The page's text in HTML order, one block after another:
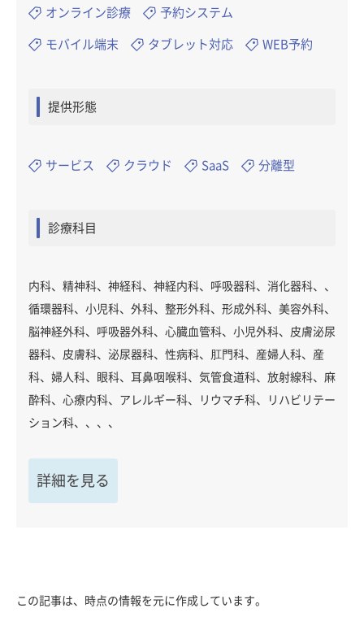
オンライン診療 予約システム
モバイル端末 タブレット対応 WEB予約
提供形態
サービス クラウド SaaS 分離型
診療科目
内科、精神科、神経科、神経内科、呼吸器科、消化器科、、
循環器科、小児科、外科、整形外科、形成外科、美容外科、
脳神経外科、呼吸器外科、心臓血管科、小児外科、皮膚泌尿
器科、皮膚科、泌尿器科、性病科、肛門科、産婦人科、産
科、婦人科、眼科、耳鼻咽喉科、気管食道科、放射線科、麻
酔科、心療内科、アレルギー科、リウマチ科、リハビリテー
ション科、、、、
詳細を見る
この記事は、時点の情報を元に作成しています。